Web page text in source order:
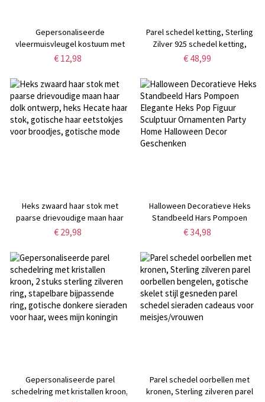
Gepersonaliseerde
vleermuisvleugel kostuum met
verstelbare bandjes, Halloween
Halloween kostuum, cadeau voor
katten/kittens/honden
€ 12,98
Parel schedel ketting, Sterling
Zilver 925 schedel ketting,
gotische sieraden, witte parel
meisje/mannen/vrienden
€ 48,99
Heks zwaard haar stok met
paarse drievoudige maan haar
dolk ontwerp, heks Hecate haar
voor broodjes, gotische mode
€ 29,98
Halloween Decoratieve Heks
Standbeeld Hars Pompoen
Elegante Heks Pop Figuur
Home Halloween Decor
Geschenken
€ 34,98
Gepersonaliseerde parel
schedelring met kristallen kroon,
Parel schedel oorbellen met
kronen, Sterling zilveren parel